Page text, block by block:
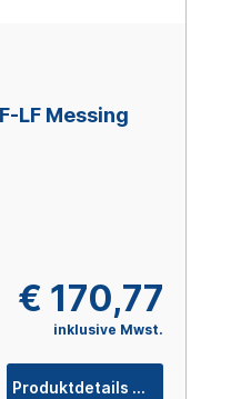
LF Messing
€ 170,77
inklusive Mwst.
Produktdetails